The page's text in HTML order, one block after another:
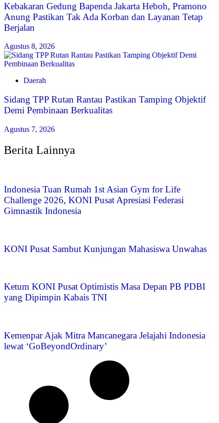
Kebakaran Gedung Bapenda Jakarta Heboh, Pramono
Anung Pastikan Tak Ada Korban dan Layanan Tetap
Berjalan
Agustus 8, 2026
Daerah
Sidang TPP Rutan Rantau Pastikan Tamping Objektif
Demi Pembinaan Berkualitas
Agustus 7, 2026
Berita Lainnya
Indonesia Tuan Rumah 1st Asian Gym for Life
Challenge 2026, KONI Pusat Apresiasi Federasi
Gimnastik Indonesia
KONI Pusat Sambut Kunjungan Mahasiswa Unwahas
Ketum KONI Pusat Optimistis Masa Depan PB PDBI
yang Dipimpin Kabais TNI
Kemenpar Ajak Mitra Mancanegara Jelajahi Indonesia
lewat ‘GoBeyondOrdinary’